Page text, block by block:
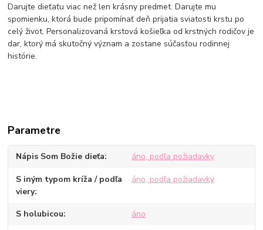
Darujte dieťaťu viac než len krásny predmet. Darujte mu
spomienku, ktorá bude pripomínať deň prijatia sviatosti krstu po
celý život. Personalizovaná krstová košieľka od krstných rodičov je
dar, ktorý má skutočný význam a zostane súčasťou rodinnej
histórie.
Parametre
Nápis Som Božie dieťa áno, podľa požiadavky
S iným typom kríža / podľa
viery
áno, podľa požiadavky
S holubicou áno